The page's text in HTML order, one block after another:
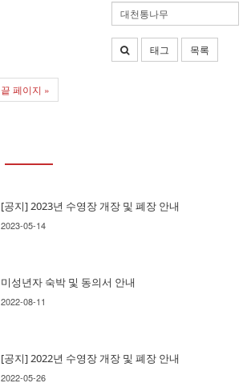
태그 목록
끝 페이지 »
[공지] 2023년 수영장 개장 및 폐장 안내
2023-05-14
미성년자 숙박 및 동의서 안내
2022-08-11
[공지] 2022년 수영장 개장 및 폐장 안내
2022-05-26